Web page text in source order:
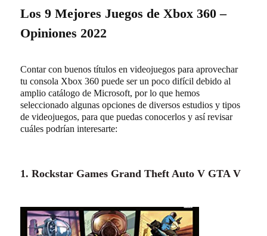
Los 9 Mejores Juegos de Xbox 360 –
Opiniones 2022
Contar con buenos títulos en videojuegos para aprovechar
tu consola Xbox 360 puede ser un poco difícil debido al
amplio catálogo de Microsoft, por lo que hemos
seleccionado algunas opciones de diversos estudios y tipos
de videojuegos, para que puedas conocerlos y así revisar
cuáles podrían interesarte:
1. Rockstar Games Grand Theft Auto V GTA V